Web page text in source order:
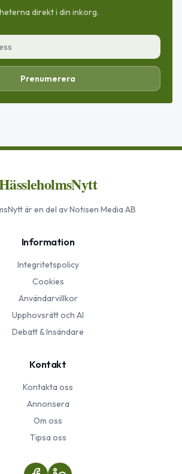
direkt i din inkorg.
Prenumerera
är en del av Notisen Media AB
Information
Integritetspolicy
Cookies
Användarvillkor
Upphovsrätt och AI
Debatt & Insändare
Kontakt
Kontakta oss
Annonsera
Om oss
Tipsa oss